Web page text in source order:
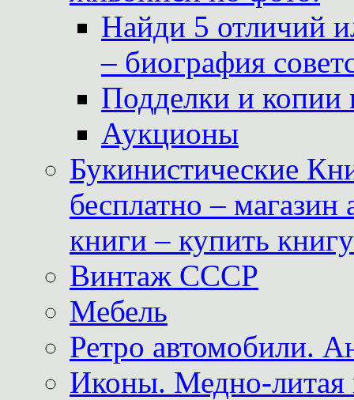
Найди 5 отличий
– биография
Подделки и копии
Аукционы
Букинистические
бесплатно –
книги – купить
Винтаж СССР
Мебель
Ретро автомобили.
Иконы. Медно-литая